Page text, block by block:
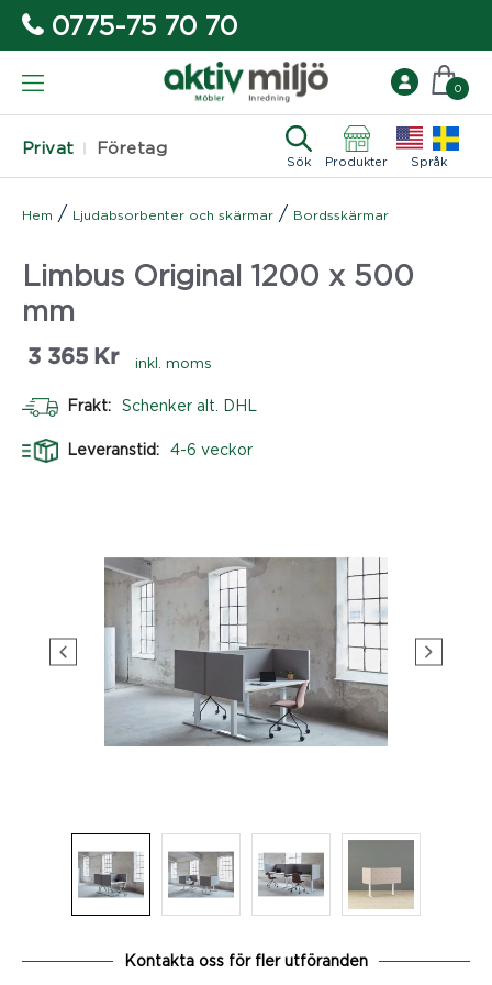
0775-75 70 70
Privat Företag
Sök Produkter Språk
0
Hem / Ljudabsorbenter och skärmar / Bordsskärmar
Limbus Original 1200 x 500
mm
3 365 Kr inkl. moms
Frakt: Schenker alt. DHL
Leveranstid: 4-6 veckor
Kontakta oss för fler utföranden